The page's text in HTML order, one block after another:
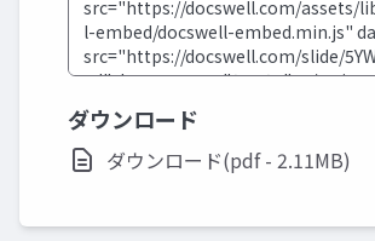
ダウンロード
ダウンロード(pdf - 2.11MB)